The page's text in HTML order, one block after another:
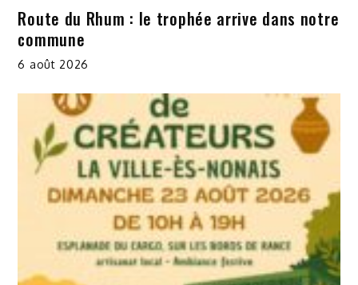
Route du Rhum : le trophée arrive dans notre
commune
6 août 2026